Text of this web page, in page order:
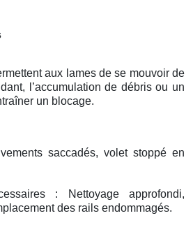
aux lames de se mouvoir de
l’accumulation de débris ou un
un blocage.
saccadés, volet stoppé en
: Nettoyage approfondi,
des rails endommagés.